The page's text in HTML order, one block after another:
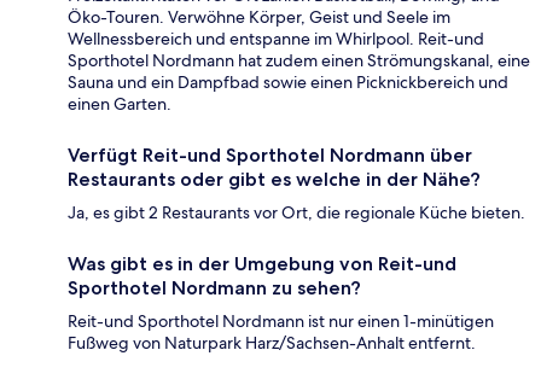
Öko-Touren. Verwöhne Körper, Geist und Seele im
Wellnessbereich und entspanne im Whirlpool. Reit-und
Sporthotel Nordmann hat zudem einen Strömungskanal, eine
Sauna und ein Dampfbad sowie einen Picknickbereich und
einen Garten.
Verfügt Reit-und Sporthotel Nordmann über
Restaurants oder gibt es welche in der Nähe?
Ja, es gibt 2 Restaurants vor Ort, die regionale Küche bieten.
Was gibt es in der Umgebung von Reit-und
Sporthotel Nordmann zu sehen?
Reit-und Sporthotel Nordmann ist nur einen 1-minütigen
Fußweg von Naturpark Harz/Sachsen-Anhalt entfernt.